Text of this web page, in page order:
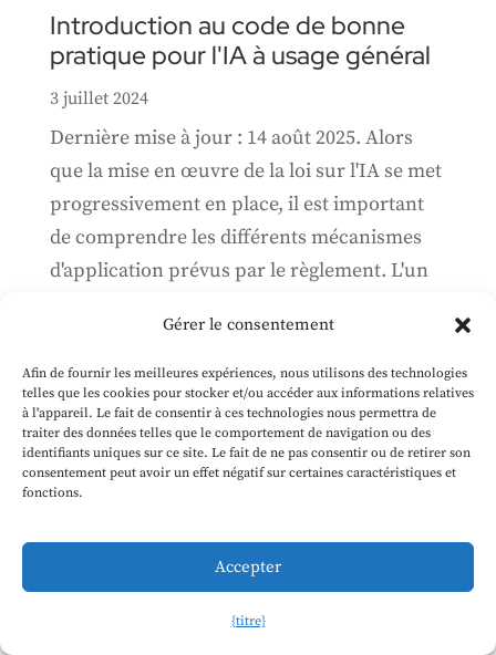
Gérer le consentement
Afin de fournir les meilleures expériences, nous utilisons des technologies
telles que les cookies pour stocker et/ou accéder aux informations relatives
à l'appareil. Le fait de consentir à ces technologies nous permettra de
traiter des données telles que le comportement de navigation ou des
identifiants uniques sur ce site. Le fait de ne pas consentir ou de retirer son
consentement peut avoir un effet négatif sur certaines caractéristiques et
fonctions.
Accepter
{titre}
Introduction au code de bonne
pratique pour l'IA à usage général
3 juillet 2024
Dernière mise à jour : 14 août 2025. Alors
que la mise en œuvre de la loi sur l'IA se met
progressivement en place, il est important
de comprendre les différents mécanismes
d'application prévus par le règlement. L'un
de l'IA à usage général, qui a été...
Pourquoi travailler à l'Office AI de
l'UE ?
7 juin 2024
monde, mais il y a beaucoup d'excellentes
raisons de l'envisager, notamment la
possibilité d'avoir un impact sur la